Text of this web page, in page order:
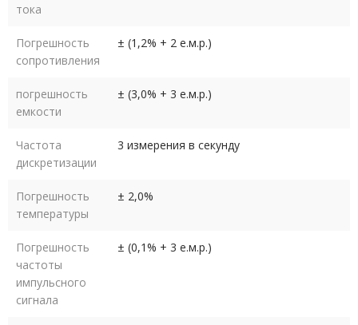
тока
Погрешность
сопротивления
± (1,2% + 2 е.м.р.)
погрешность
емкости
± (3,0% + 3 е.м.р.)
Частота
дискретизации
3 измерения в секунду
Погрешность
температуры
± 2,0%
Погрешность
частоты
импульсного
сигнала
± (0,1% + 3 е.м.р.)